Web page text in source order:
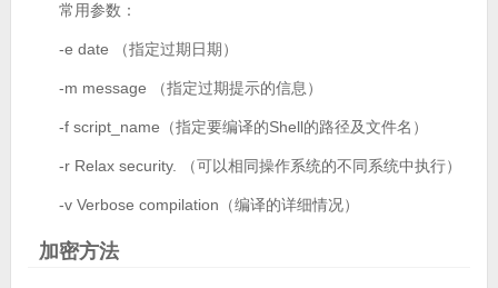
常用参数：
-e date （指定过期日期）
-m message （指定过期提示的信息）
-f script_name（指定要编译的Shell的路径及文件名）
-r Relax security. （可以相同操作系统的不同系统中执行）
-v Verbose compilation（编译的详细情况）
加密方法